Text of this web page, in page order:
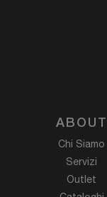
ABOUT
Chi Siamo
Servizi
Outlet